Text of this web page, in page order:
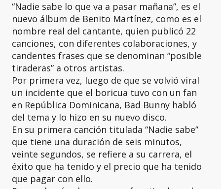
“Nadie sabe lo que va a pasar mañana”, es el
nuevo álbum de Benito Martínez, como es el
nombre real del cantante, quien publicó 22
canciones, con diferentes colaboraciones, y
candentes frases que se denominan “posible
tiraderas” a otros artistas.
Por primera vez, luego de que se volvió viral
un incidente que el boricua tuvo con un fan
en República Dominicana, Bad Bunny habló
del tema y lo hizo en su nuevo disco.
En su primera canción titulada “Nadie sabe”
que tiene una duración de seis minutos,
veinte segundos, se refiere a su carrera, el
éxito que ha tenido y el precio que ha tenido
que pagar con ello.